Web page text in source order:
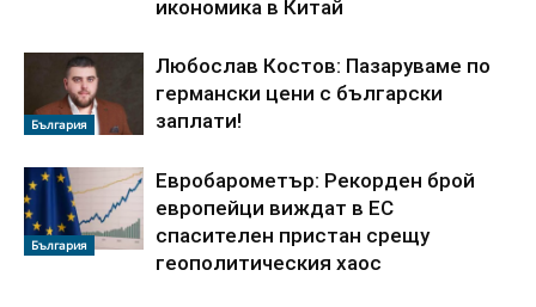
икономика в Китай
България
Любослав Костов: Пазаруваме по
германски цени с български
заплати!
България
Евробарометър: Рекорден брой
европейци виждат в ЕС
спасителен пристан срещу
геополитическия хаос